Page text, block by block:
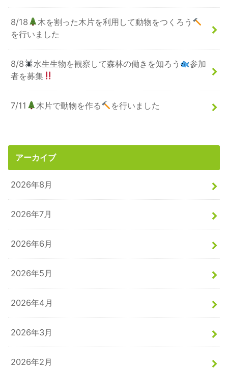
8/18
木を割った木片を利用して動物をつくろう
を行いました
8/8 水生生物を観察して森林の働きを知ろう
参加
者を募集
7/11 木片で動物を作る を行いました
アーカイブ
2026年8月
2026年7月
2026年6月
2026年5月
2026年4月
2026年3月
2026年2月